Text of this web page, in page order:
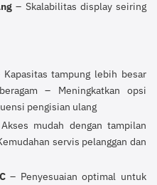
– Skalabilitas display seiring
tampung lebih besar
– Meningkatkan opsi
pengisian ulang
mudah dengan tampilan
servis pelanggan dan
– Penyesuaian optimal untuk